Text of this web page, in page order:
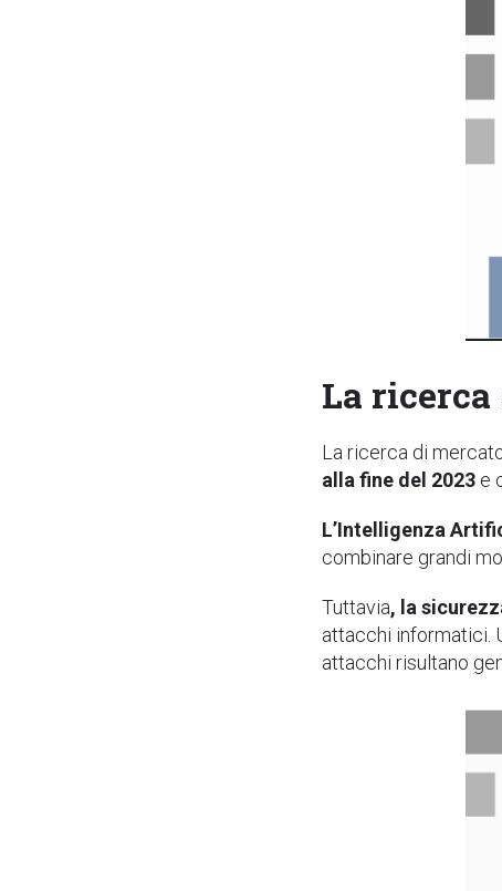
La
La ricerca di
alla fine del 2023 e
L’Intelligenza
combinare grandi
Tuttavia, la
attacchi informatici.
attacchi risultano